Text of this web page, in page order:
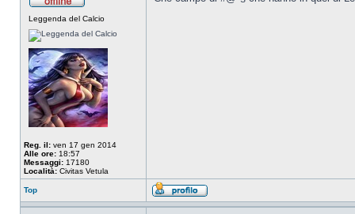
Leggenda del Calcio
Reg. il: ven 17 gen 2014
Alle ore: 18:57
Messaggi: 17180
Località: Civitas Vetula
Top